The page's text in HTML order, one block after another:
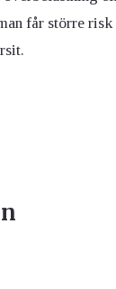
får större